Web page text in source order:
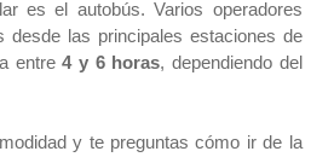
es el autobús. Varios operadores
desde las principales estaciones de
entre4 y 6 horas, dependiendo del
y te preguntascómo ir de la